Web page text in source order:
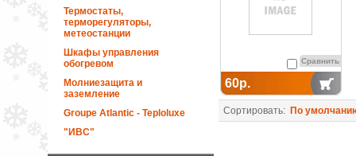
Термостаты,
терморегуляторы,
метеостанции
Шкафы управления
обогревом
Молниезащита и
заземление
Groupe Atlantic - Teploluxe
"ИВС"
Сравнить
60р.
Сортировать: По